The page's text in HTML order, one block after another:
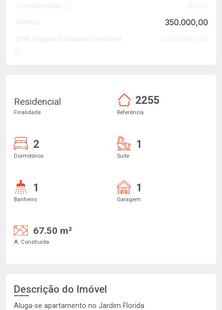
350.000,00
Residencial
Finalidade
2255
Referência
2
Dormitórios
1
Suite
1
Banheiro
1
Garagem
67.50 m²
A. Construída
Descrição do Imóvel
Aluga-se apartamento no Jardim Florida